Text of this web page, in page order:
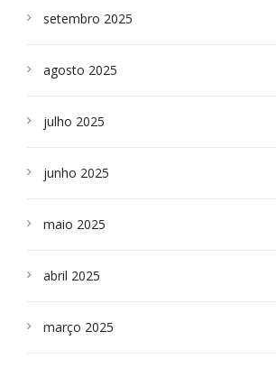
setembro 2025
agosto 2025
julho 2025
junho 2025
maio 2025
abril 2025
março 2025